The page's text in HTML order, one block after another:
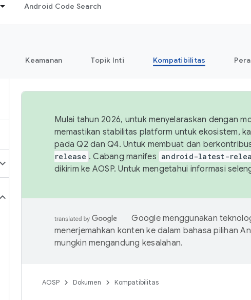
Android Code Search
Keamanan Topik Inti Kompatibilitas
Mulai tahun 2026, untuk menyelaraskan dengan
memastikan stabilitas platform untuk ekosistem,
pada Q2 dan Q4. Untuk membuat dan
release . Cabang manifes android-latest-
dikirim ke AOSP. Untuk mengetahui informasi
Google menggunakan
menerjemahkan konten ke dalam bahasa pilihan
mungkin mengandung kesalahan.
AOSP Dokumen Kompatibilitas